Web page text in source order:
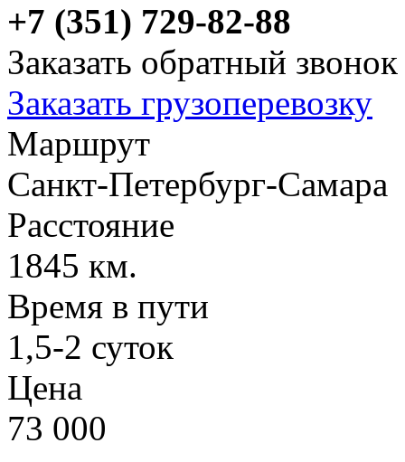
+7 (351) 729-82-88
Заказать обратный звонок
Заказать грузоперевозку
Маршрут
Санкт-Петербург-Самара
Расстояние
1845 км.
Время в пути
1,5-2 суток
Цена
73 000